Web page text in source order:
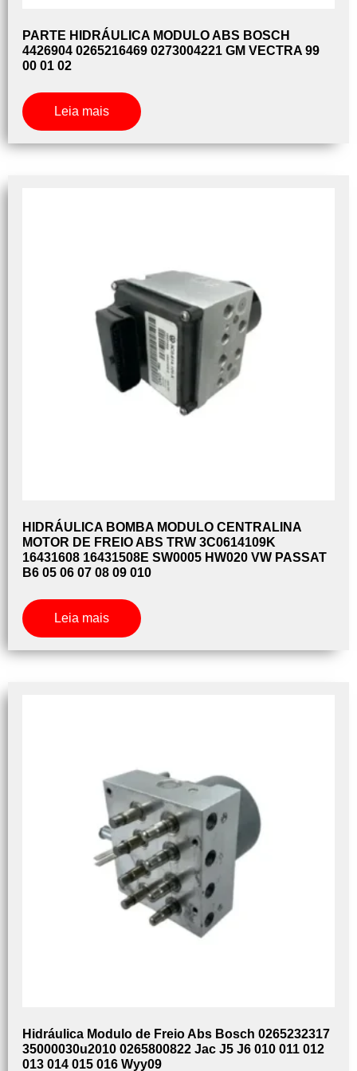
PARTE HIDRÁULICA MODULO ABS BOSCH
4426904 0265216469 0273004221 GM VECTRA 99
00 01 02
Leia mais
HIDRÁULICA BOMBA MODULO CENTRALINA
MOTOR DE FREIO ABS TRW 3C0614109K
16431608 16431508E SW0005 HW020 VW PASSAT
B6 05 06 07 08 09 010
Leia mais
Hidráulica Modulo de Freio Abs Bosch 0265232317
35000030u2010 0265800822 Jac J5 J6 010 011 012
013 014 015 016 Wyy09